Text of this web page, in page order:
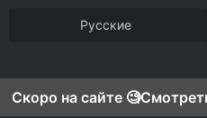
Русские
Скоро на сайте 🧐